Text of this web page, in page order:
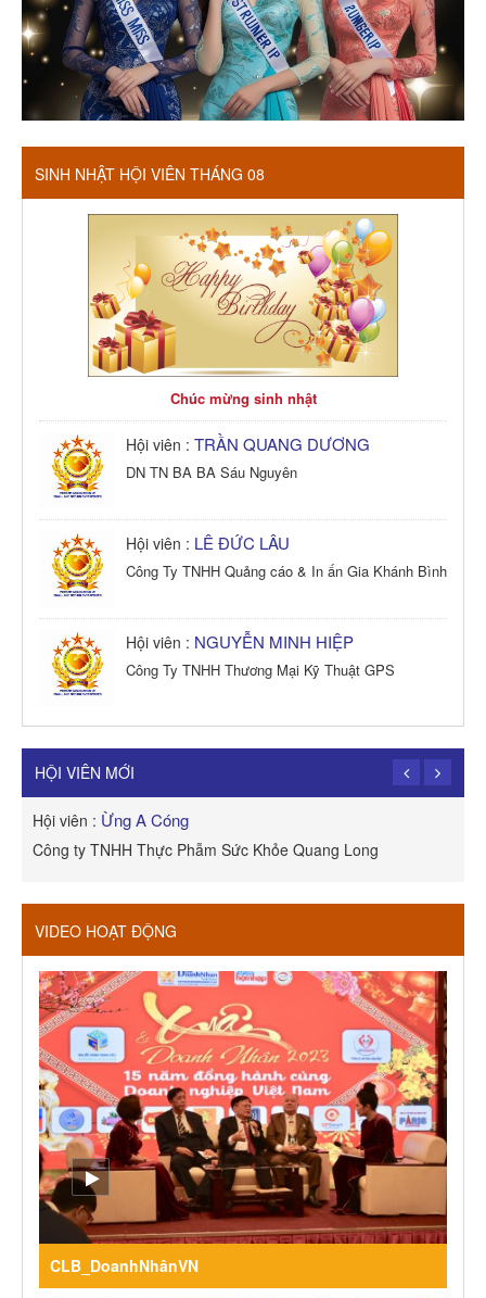
SINH NHẬT HỘI VIÊN THÁNG 08
Chúc mừng sinh nhật
Hội viên : TRẦN QUANG DƯƠNG
DN TN BA BA Sáu Nguyên
Hội viên : LÊ ĐỨC LÂU
Công Ty TNHH Quảng cáo & In ấn Gia Khánh Bình
Hội viên : NGUYỄN MINH HIỆP
Công Ty TNHH Thương Mại Kỹ Thuật GPS
Công Ty TNHH Dịch vụ Cuộc Sống Hạnh Phúc
HỘI VIÊN MỚI
Hội viên : Ừng A Cóng
Công ty TNHH Thực Phẫm Sức Khỏe Quang Long
VIDEO HOẠT ĐỘNG
CLB_DoanhNhânVN